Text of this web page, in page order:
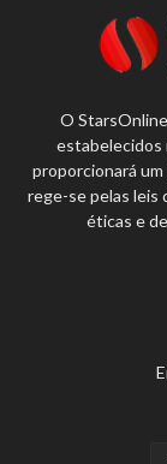
O
estabelecidos
proporcionará
rege-se pelas leis
éticas e